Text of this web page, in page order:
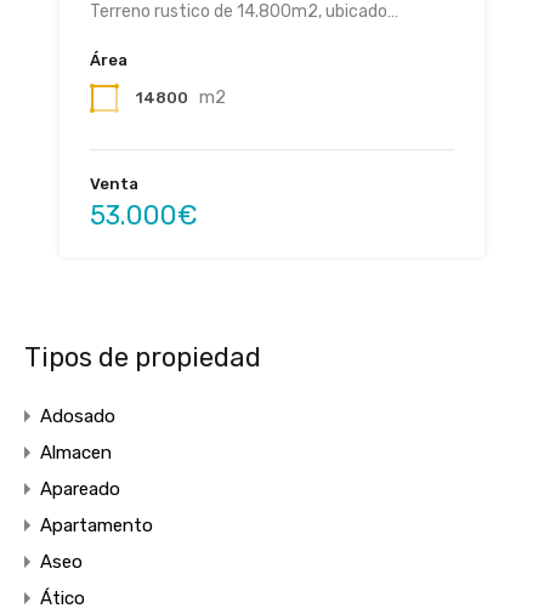
Terreno rustico de 14.800m2, ubicado…
Área
14800 m2
Venta
53.000€
Tipos de propiedad
Adosado
Almacen
Apareado
Apartamento
Aseo
Ático